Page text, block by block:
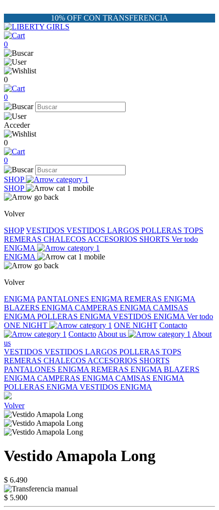
10% OFF CON TRANSFERENCIA
0
0
0
Acceder
0
0
SHOP
SHOP
Volver
SHOP VESTIDOS VESTIDOS LARGOS POLLERAS TOPS
REMERAS CHALECOS ACCESORIOS SHORTS Ver todo
ENIGMA
ENIGMA
Volver
ENIGMA PANTALONES ENIGMA REMERAS ENIGMA
BLAZERS ENIGMA CAMPERAS ENIGMA CAMISAS
ENIGMA POLLERAS ENIGMA VESTIDOS ENIGMA Ver todo
ONE NIGHT
ONE NIGHT Contacto
Contacto About us
About
us
VESTIDOS VESTIDOS LARGOS POLLERAS TOPS
REMERAS CHALECOS ACCESORIOS SHORTS
PANTALONES ENIGMA REMERAS ENIGMA BLAZERS
ENIGMA CAMPERAS ENIGMA CAMISAS ENIGMA
POLLERAS ENIGMA VESTIDOS ENIGMA
Volver
Vestido Amapola Long
$ 6.490
$ 5.900